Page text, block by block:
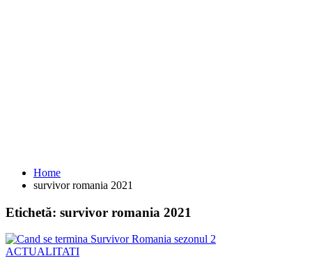
Home
survivor romania 2021
Etichetă: survivor romania 2021
ACTUALITATI